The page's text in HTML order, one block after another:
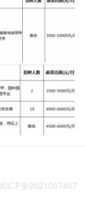
ICP备2021007467